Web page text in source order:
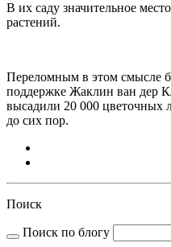
В их саду значительное
растений.
Переломным в этом смысле
поддержке Жаклин ван дер
высадили 20 000 цветочных
до сих пор.
Поиск
Поиск по блогу